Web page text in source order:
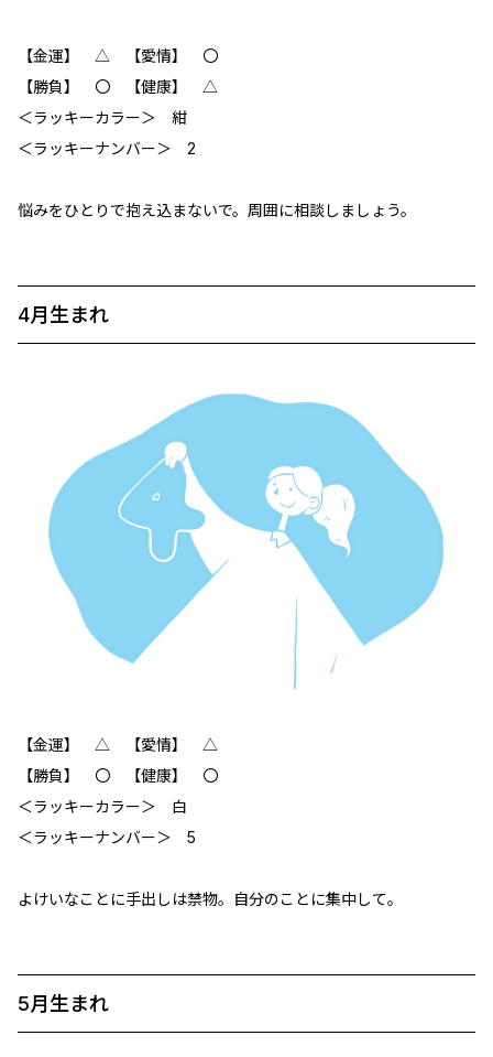
【金運】 △ 【愛情】 〇
【勝負】 〇 【健康】 △
＜ラッキーカラー＞ 紺
＜ラッキーナンバー＞ 2
悩みをひとりで抱え込まないで。周囲に相談しましょう。
4月生まれ
【金運】 △ 【愛情】 △
【勝負】 〇 【健康】 〇
＜ラッキーカラー＞ 白
＜ラッキーナンバー＞ 5
よけいなことに手出しは禁物。自分のことに集中して。
5月生まれ